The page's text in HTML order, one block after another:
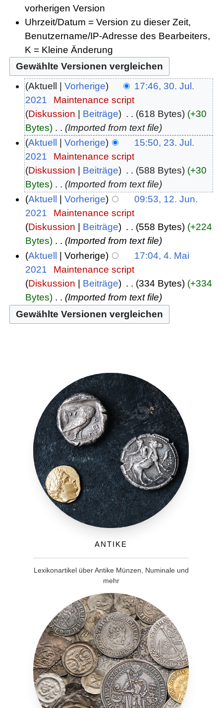
vorherigen Version
Uhrzeit/Datum = Version zu dieser Zeit,
Benutzername/IP-Adresse des Bearbeiters,
K = Kleine Änderung
Aktuell Vorherige
17:46, 30. Jul.
2021
Maintenance script
Diskussion
Beiträge 618 Bytes
+30
Bytes ‎
Imported from text file
Aktuell
Vorherige
15:50, 23. Jul.
2021
Maintenance script
Diskussion
Beiträge 588 Bytes
+30
Bytes ‎
Imported from text file
Aktuell
Vorherige
09:53, 12. Jun.
2021
Maintenance script
Diskussion
Beiträge 558 Bytes
+224
Bytes ‎
Imported from text file
Aktuell
Vorherige
17:04, 4. Mai
2021
Maintenance script
Diskussion
Beiträge 334 Bytes
+334
Bytes ‎ Imported from text file
Antike
Lexikonartikel über Antike Münzen, Numinale und
mehr